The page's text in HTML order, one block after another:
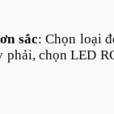
sắc: Chọn loại
phải, chọn LED